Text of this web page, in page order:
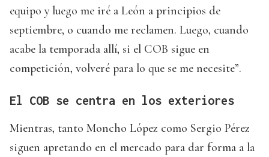
equipo y luego me iré a León a principios de
septiembre, o cuando me reclamen. Luego, cuando
acabe la temporada allí, si el COB sigue en
competición, volveré para lo que se me necesite”.
El COB se centra en los exteriores
Mientras, tanto Moncho López como Sergio Pérez
siguen apretando en el mercado para dar forma a la